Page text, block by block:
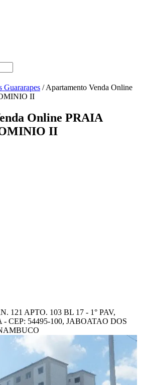
Guararapes / Apartamento Venda Online
II
Online PRAIA
II
121 APTO. 103 BL 17 - 1° PAV,
CEP: 54495-100, JABOATAO DOS